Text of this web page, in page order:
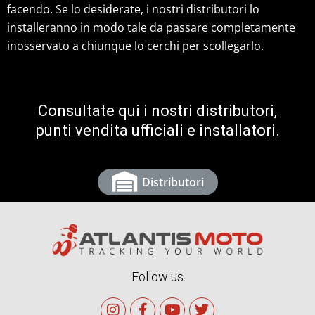
facendo. Se lo desiderate, i nostri distributori lo
installeranno in modo tale da passare completamente
inosservato a chiunque lo cerchi per scollegarlo.
Consultate qui i nostri distributori,
punti vendita ufficiali e installatori.
Distributori
Follow us
n a o w